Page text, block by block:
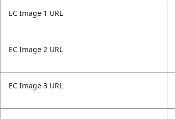
EC Image 1 URL
EC Image 2 URL
EC Image 3 URL